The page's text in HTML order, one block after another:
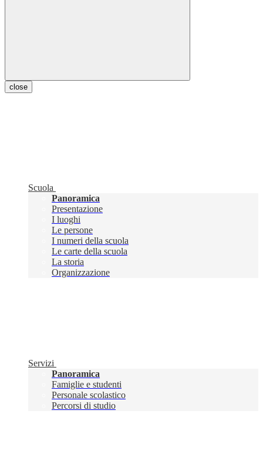
close
Scuola
Panoramica
Presentazione
I luoghi
Le persone
I numeri della scuola
Le carte della scuola
La storia
Organizzazione
Servizi
Panoramica
Famiglie e studenti
Personale scolastico
Percorsi di studio